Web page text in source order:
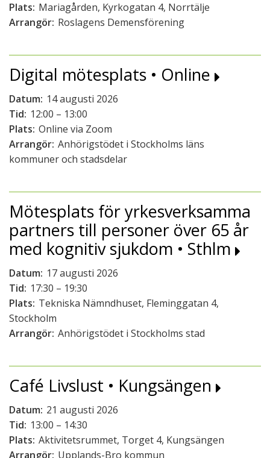
Plats: Mariagården, Kyrkogatan 4, Norrtälje
Arrangör: Roslagens Demensförening
Digital mötesplats • Online
Datum: 14 augusti 2026
Tid: 12:00 – 13:00
Plats: Online via Zoom
Arrangör: Anhörigstödet i Stockholms läns
kommuner och stadsdelar
Mötesplats för yrkesverksamma
partners till personer över 65 år
med kognitiv sjukdom • Sthlm
Datum: 17 augusti 2026
Tid: 17:30 – 19:30
Plats: Tekniska Nämndhuset, Fleminggatan 4,
Stockholm
Arrangör: Anhörigstödet i Stockholms stad
Café Livslust • Kungsängen
Datum: 21 augusti 2026
Tid: 13:00 – 14:30
Plats: Aktivitetsrummet, Torget 4, Kungsängen
Arrangör: Upplands-Bro kommun